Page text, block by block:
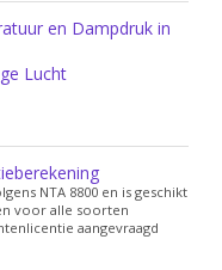
en Dampdruk in
Lucht
NTA 8800 en is geschikt
voor alle soorten
aangevraagd